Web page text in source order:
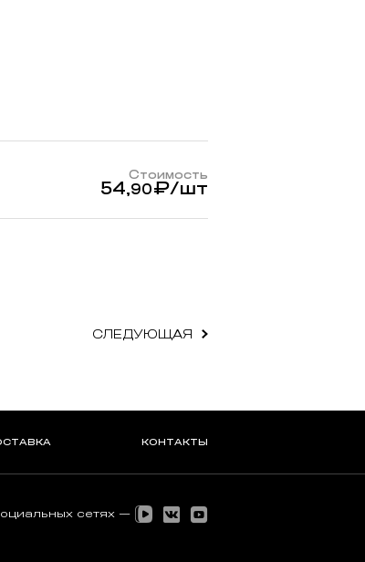
Стоимость
54,90₽/шт
СЛЕДУЮЩАЯ
КОНТАКТЫ
сетях —